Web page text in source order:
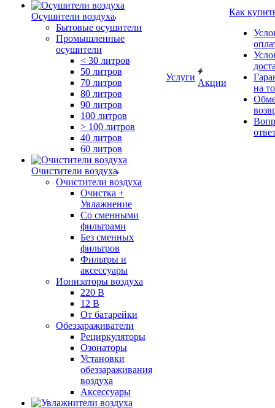
Осушители воздуха
Бытовые осушители
Промышленные
осушители
< 30 литров
50 литров
70 литров
80 литров
90 литров
100 литров
> 100 литров
40 литров
60 литров
Очистители воздуха
Очистители воздуха
Очистка +
Увлажнение
Cо сменными
фильтрами
Без сменных
фильтров
Фильтры и
аксессуары
Ионизаторы воздуха
220 В
12 В
От батарейки
Обеззараживатели
Рециркуляторы
Озонаторы
Установки
обеззараживания
воздуха
Аксессуары
Услуги
Акции
Как
на